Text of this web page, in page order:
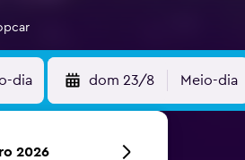
dia dom 23/8 Meio-dia
2026